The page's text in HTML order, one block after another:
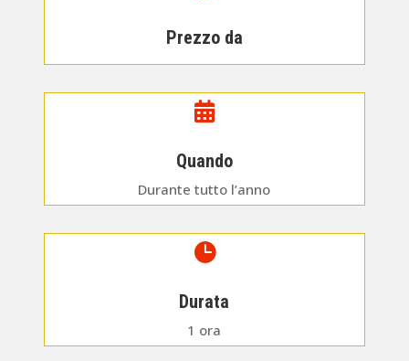
Prezzo da

Quando
Durante tutto l’anno

Durata
1 ora